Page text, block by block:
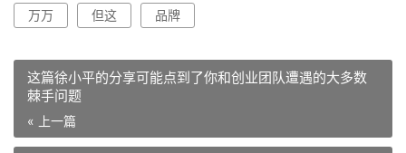
万万 但这 品牌
这篇徐小平的分享可能点到了你和创业团队遭遇的大多数
棘手问题
« 上一篇